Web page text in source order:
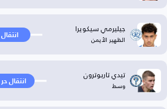
جيليرمي سيكويرا
الظهير الأيمن انتقال
تيدي تاربوترون
وسط انتقال حر